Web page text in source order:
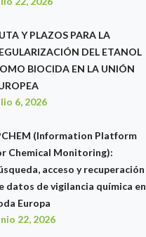
Y PLAZOS PARA LA
DEL ETANOL
BIOCIDA EN LA UNIÓN
6, 2026
(Information Platform
Chemical Monitoring):
acceso y recuperación
datos de vigilancia química en
Europa
22, 2026